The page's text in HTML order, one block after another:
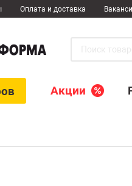
Оплата и доставка
Акции